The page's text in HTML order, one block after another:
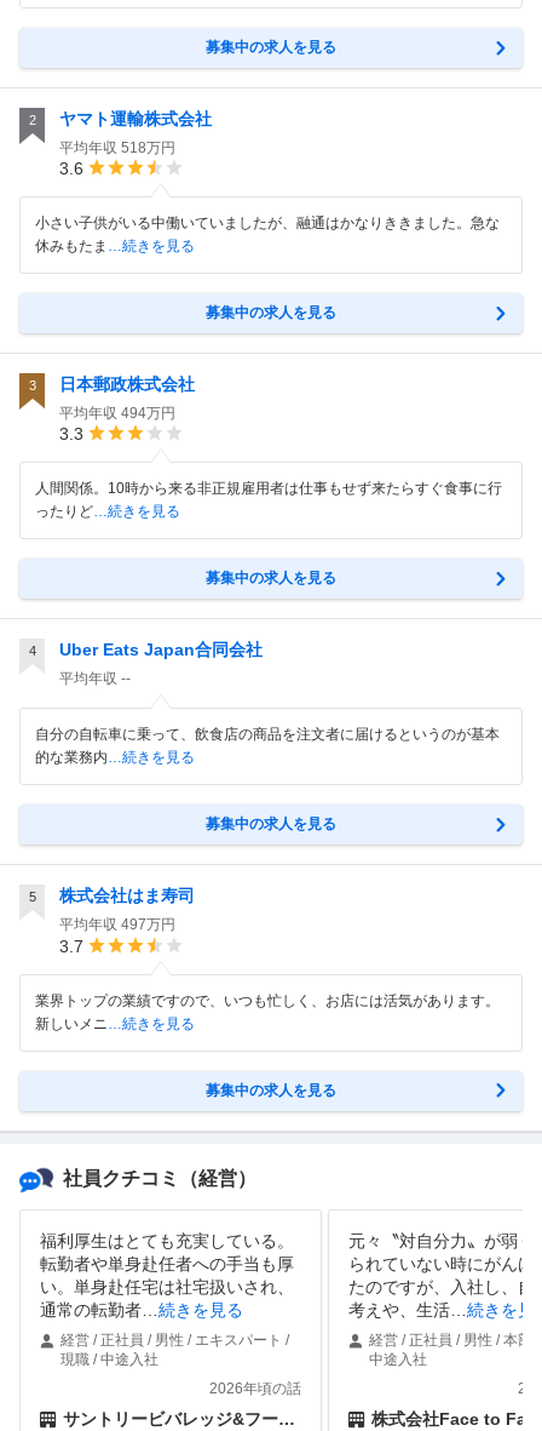
募集中の求人を見る
2 ヤマト運輸株式会社
平均年収 518万円
3.6
小さい子供がいる中働いていましたが、融通はかなりききました。急な
休みもたま …続きを見る
募集中の求人を見る
3 日本郵政株式会社
平均年収 494万円
3.3
人間関係。10時から来る非正規雇用者は仕事もせず来たらすぐ食事に行
ったりど…続きを見る
募集中の求人を見る
4 Uber Eats Japan合同会社
平均年収 --
自分の自転車に乗って、飲食店の商品を注文者に届けるというのが基本
的な業務内…続きを見る
募集中の求人を見る
5 株式会社はま寿司
平均年収 497万円
3.7
業界トップの業績ですので、いつも忙しく、お店には活気があります。
新しいメニ
…続きを見る
募集中の求人を見る
社員クチコミ （経営）
福利厚生はとても充実している。
転勤者や単身赴任者への手当も厚
い。単身赴任宅は社宅扱いされ、
通常の転勤者
続きを見る
経営 / 正社員 / 男性 / エキスパート /
現職 / 中途入社
2026年頃の話
サントリービバレッジ&フード株式会社
元々〝対自分力〟が弱く
られていない時にがんば
たのですが、入社し、自
考えや、生活
続きを見
経営 / 正社員 / 男性 / 本部
中途入社
株式会社Face to